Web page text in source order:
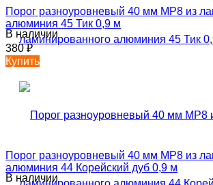
Порог разноуровневый 40 мм MP8 из
алюминия 45 Тик 0,9 м
В наличии
380₽
Купить
Порог разноуровневый 40 мм MP8 из
алюминия 44 Корейский дуб 0,9 м
В наличии